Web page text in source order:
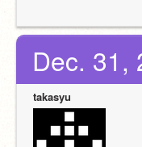
Dec. 31,
takasyu